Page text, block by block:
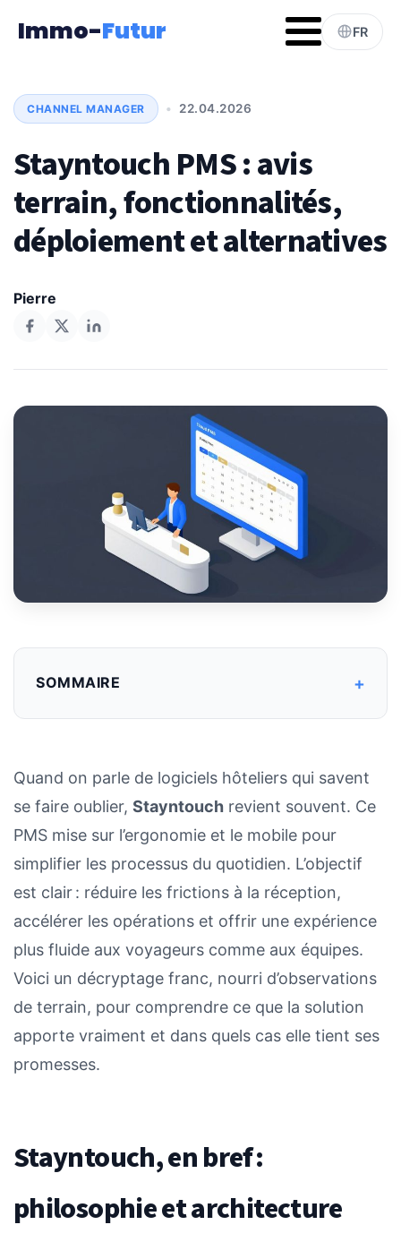
Immo-Futur FR
CHANNEL MANAGER • 22.04.2026
Stayntouch PMS : avis
terrain, fonctionnalités,
déploiement et alternatives
Pierre
SOMMAIRE +
Quand on parle de logiciels hôteliers qui savent
se faire oublier, Stayntouch revient souvent. Ce
PMS mise sur l’ergonomie et le mobile pour
simplifier les processus du quotidien. L’objectif
est clair : réduire les frictions à la réception,
accélérer les opérations et offrir une expérience
plus fluide aux voyageurs comme aux équipes.
Voici un décryptage franc, nourri d’observations
de terrain, pour comprendre ce que la solution
apporte vraiment et dans quels cas elle tient ses
promesses.
Stayntouch, en bref :
philosophie et architecture